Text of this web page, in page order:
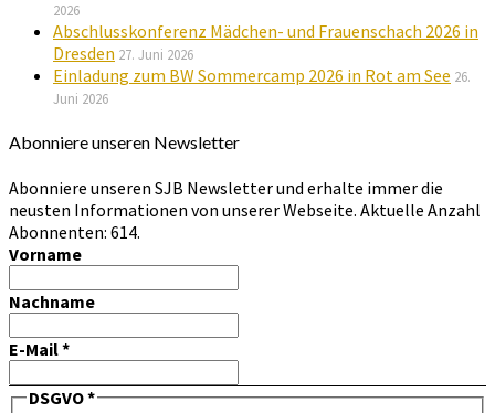
2026
Abschlusskonferenz Mädchen- und Frauenschach 2026 in
Dresden 27. Juni 2026
Einladung zum BW Sommercamp 2026 in Rot am See 26.
Juni 2026
Abonniere unseren Newsletter
Abonniere unseren SJB Newsletter und erhalte immer die
neusten Informationen von unserer Webseite. Aktuelle Anzahl
Abonnenten: 614.
Vorname
Nachname
E-Mail*
DSGVO*